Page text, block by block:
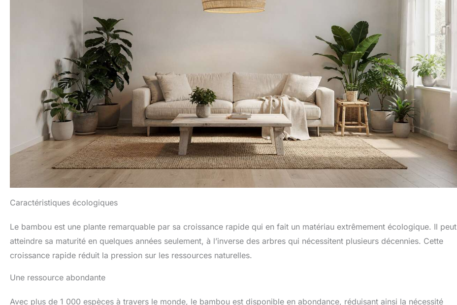
Caractéristiques écologiques
Le bambou est une plante remarquable par sa croissance rapide qui en fait un matériau extrêmement écologique. Il peut
atteindre sa maturité en quelques années seulement, à l’inverse des arbres qui nécessitent plusieurs décennies. Cette
croissance rapide réduit la pression sur les ressources naturelles.
Une ressource abondante
Avec plus de 1 000 espèces à travers le monde, le bambou est disponible en abondance, réduisant ainsi la nécessité